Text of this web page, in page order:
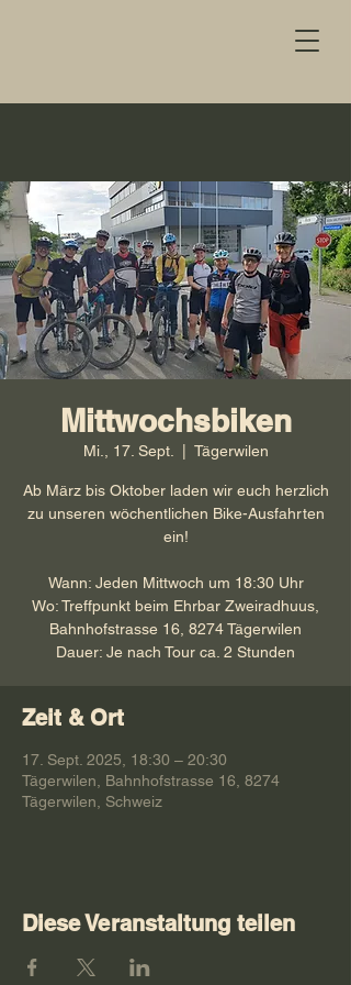
Mittwochsbiken
Mi., 17. Sept. Tägerwilen
Ab März bis Oktober laden wir euch herzlich
zu unseren wöchentlichen Bike-Ausfahrten
ein!
Wann: Jeden Mittwoch um 18:30 Uhr
Wo: Treffpunkt beim Ehrbar Zweiradhuus,
Bahnhofstrasse 16, 8274 Tägerwilen
Dauer: Je nach Tour ca. 2 Stunden
Zeit & Ort
17. Sept. 2025, 18:30 – 20:30
Tägerwilen, Bahnhofstrasse 16, 8274
Tägerwilen, Schweiz
Diese Veranstaltung teilen